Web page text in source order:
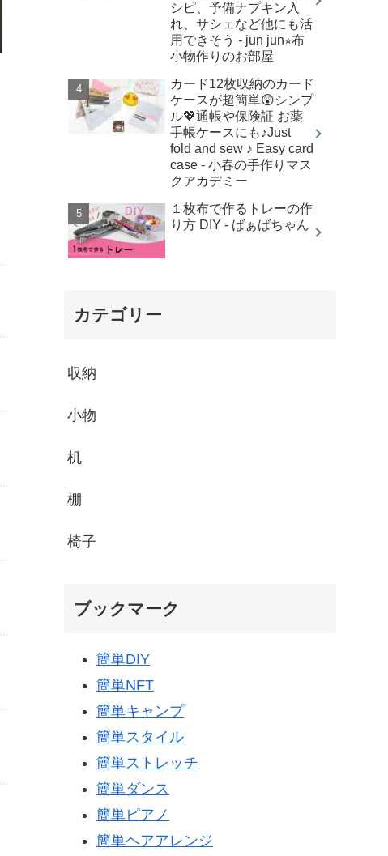
シピ、予備ナプキン入
れ、サシェなど他にも活
用できそう - jun jun⭐︎布
小物作りのお部屋
カード12枚収納のカード
ケースが超簡単😲シンプ
ル💖通帳や保険証 お薬
手帳ケースにも♪Just
fold and sew ♪ Easy card
case - 小春の手作りマス
クアカデミー
１枚布で作るトレーの作
り方 DIY - ばぁばちゃん
カテゴリー
収納
小物
机
棚
椅子
ブックマーク
簡単DIY
簡単NFT
簡単キャンプ
簡単スタイル
簡単ストレッチ
簡単ダンス
簡単ピアノ
簡単ヘアアレンジ